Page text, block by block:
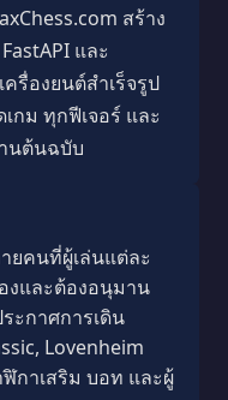
สร้าง
และ
รื่องยนต์สำเร็จรูป
กม ทุกฟีเจอร์ และ
นต้นฉบับ
ยคนที่ผู้เล่นแต่ละ
งและต้องอนุมาน
ะกาศการเดิน
Lovenheim
กาเสริม บอท และผู้